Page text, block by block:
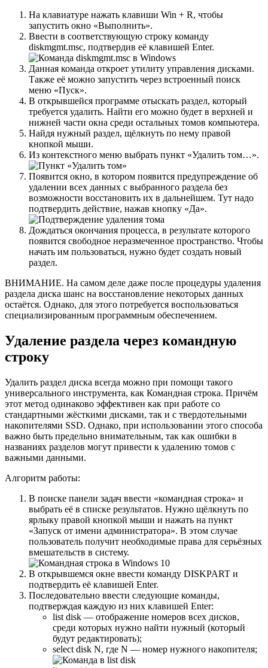
На клавиатуре нажать клавиши Win + R, чтобы
запустить окно «Выполнить».
Ввести в соответствующую строку команду
diskmgmt.msc, подтвердив её клавишей Enter.
Данная команда откроет утилиту управления дисками.
Также её можно запустить через встроенный поиск
меню «Пуск».
В открывшейся программе отыскать раздел, который
требуется удалить. Найти его можно будет в верхней и
нижней части окна среди остальных томов компьютера.
Найдя нужный раздел, щёлкнуть по нему правой
кнопкой мыши.
Из контекстного меню выбрать пункт «Удалить том…».
Появится окно, в котором появится предупреждение об
удалении всех данных с выбранного раздела без
возможности восстановить их в дальнейшем. Тут надо
подтвердить действие, нажав кнопку «Да».
Дождаться окончания процесса, в результате которого
появится свободное неразмеченное пространство. Чтобы
начать им пользоваться, нужно будет создать новый
раздел.
ВНИМАНИЕ. На самом деле даже после процедуры удаления
раздела диска шанс на восстановление некоторых данных
остаётся. Однако, для этого потребуется воспользоваться
специализированным программным обеспечением.
Удаление раздела через командную
строку
Удалить раздел диска всегда можно при помощи такого
универсального инструмента, как Командная строка. Причём
этот метод одинаково эффективен как при работе со
стандартными жёсткими дисками, так и с твердотельными
накопителями SSD. Однако, при использовании этого способа
важно быть предельно внимательным, так как ошибки в
названиях разделов могут привести к удалению томов с
важными данными.
Алгоритм работы:
В поиске панели задач ввести «командная строка» и
выбрать её в списке результатов. Нужно щёлкнуть по
ярлыку правой кнопкой мыши и нажать на пункт
«Запуск от имени администратора». В этом случае
пользователь получит необходимые права для серьёзных
вмешательств в систему.
В открывшемся окне ввести команду DISKPART и
подтвердить её клавишей Enter.
Последовательно ввести следующие команды,
подтверждая каждую из них клавишей Enter:
list disk — отображение номеров всех дисков,
среди которых нужно найти нужный (который
будут редактировать);
select disk N, где N — номер нужного накопителя;